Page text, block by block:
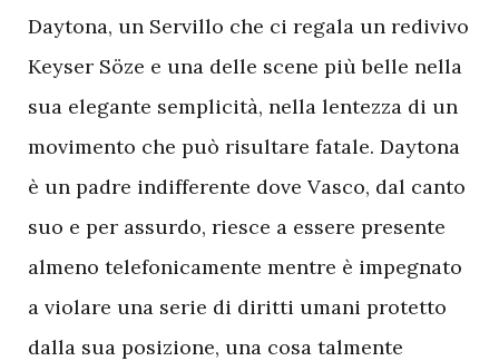
Daytona, un Servillo che ci regala un redivivo
Keyser Söze e una delle scene più belle nella
sua elegante semplicità, nella lentezza di un
movimento che può risultare fatale. Daytona
è un padre indifferente dove Vasco, dal canto
suo e per assurdo, riesce a essere presente
almeno telefonicamente mentre è impegnato
a violare una serie di diritti umani protetto
dalla sua posizione, una cosa talmente